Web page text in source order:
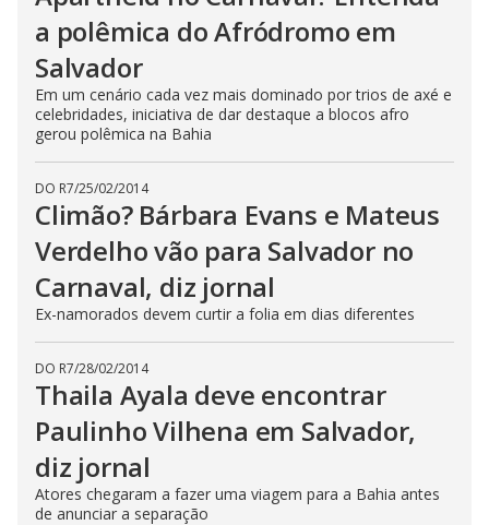
a polêmica do Afródromo em
Salvador
Em um cenário cada vez mais dominado por trios de axé e
celebridades, iniciativa de dar destaque a blocos afro
gerou polêmica na Bahia
DO R7/25/02/2014
Climão? Bárbara Evans e Mateus
Verdelho vão para Salvador no
Carnaval, diz jornal
Ex-namorados devem curtir a folia em dias diferentes
DO R7/28/02/2014
Thaila Ayala deve encontrar
Paulinho Vilhena em Salvador,
diz jornal
Atores chegaram a fazer uma viagem para a Bahia antes
de anunciar a separação